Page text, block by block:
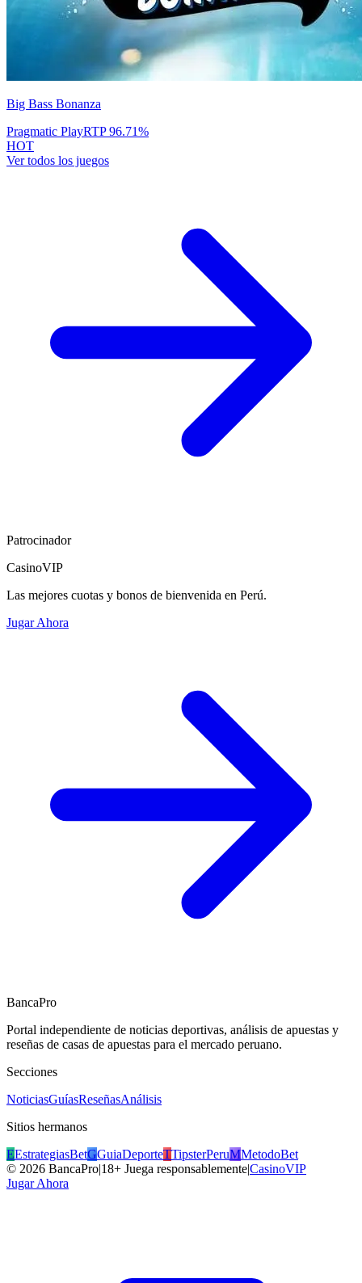
Big Bass Bonanza
Pragmatic PlayRTP96.71%
HOT
Ver todos los juegos
Patrocinador
CasinoVIP
Las mejores cuotas y bonos de bienvenida en Perú.
Jugar Ahora
BancaPro
Portal independiente de noticias deportivas, análisis de apuestas y
reseñas de casas de apuestas para el mercado peruano.
Secciones
NoticiasGuíasReseñasAnálisis
Sitios hermanos
EEstrategiasBetGGuiaDeporteTTipsterPeruMMetodoBet
© 2026 BancaPro|18+ Juega responsablemente|CasinoVIP
Jugar Ahora